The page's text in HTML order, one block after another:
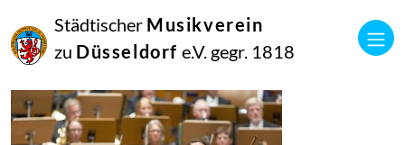
Städtischer Musikverein
zu Düsseldorf e.V. gegr. 1818
April
2015
Manfred Hill